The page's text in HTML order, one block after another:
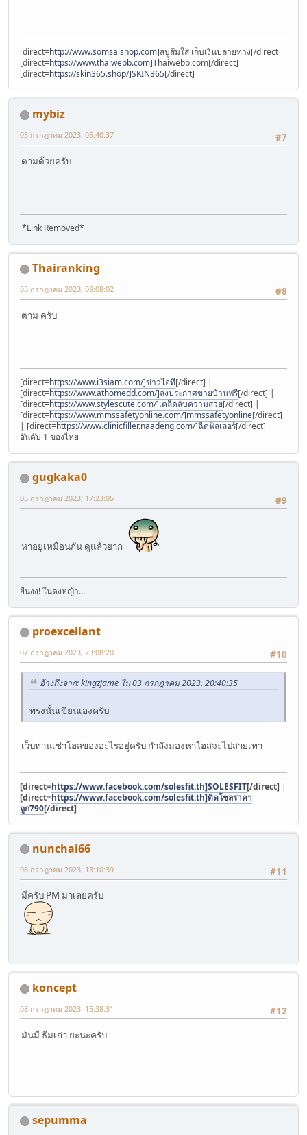
[direct=http://www.somsaishop.com]สบู่ส้มใส เก็บเงินปลายทาง[/direct]
[direct=https://www.thaiwebb.com]Thaiwebb.com[/direct]
[direct=https://skin365.shop/]SKIN365[/direct]
mybiz
#7
05 กรกฎาคม 2023, 05:40:37
ตามด้วยครับ
*Link Removed*
Thairanking
#8
05 กรกฎาคม 2023, 09:08:02
ตาม ครับ
[direct=https://www.i3siam.com/]ข่าวไอที[/direct] |
[direct=https://www.athomedd.com/]ลงประกาศขายบ้านฟรี[/direct] |
[direct=https://www.stylescute.com/]เคล็ดลับความสวย[/direct] |
[direct=https://www.mmssafetyonline.com/]mmssafetyonline[/direct]
| [direct=https://www.clinicfiller.naadeng.com/]ฉีดฟิลเลอร์[/direct]
อันดับ 1 ของไทย
gugkaka0
#9
05 กรกฎาคม 2023, 17:23:05
หาอยู่เหมือนกัน ดูแล้วยาก
ยืนงง! ในดงหญ้า...
proexcellant
#10
07 กรกฎาคม 2023, 23:08:20
อ้างถึงจาก: kingzjame ใน 03 กรกฎาคม 2023, 20:40:35
ทรงนั้นเขียนเองครับ
เว็บท่านเช่าโฮสของอะไรอยู่ครับ กำลังมองหาโฮสจะไปสายเทา
[direct=https://www.facebook.com/solesfit.th]SOLESFIT[/direct] |
[direct=https://www.facebook.com/solesfit.th]ติดโซลราคา
ถูก790[/direct]
nunchai66
#11
08 กรกฎาคม 2023, 13:10:39
มีครับ PM มาเลยครับ
koncept
#12
08 กรกฎาคม 2023, 15:38:31
มันมี ธีมเก่า ยะนะครับ
sepumma